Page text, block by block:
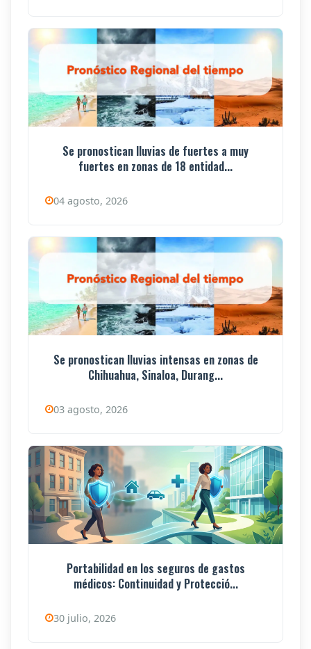
Se pronostican lluvias de fuertes a muy
fuertes en zonas de 18 entidad...
04 agosto, 2026
Se pronostican lluvias intensas en zonas de
Chihuahua, Sinaloa, Durang...
03 agosto, 2026
Portabilidad en los seguros de gastos
médicos: Continuidad y Protecció...
30 julio, 2026